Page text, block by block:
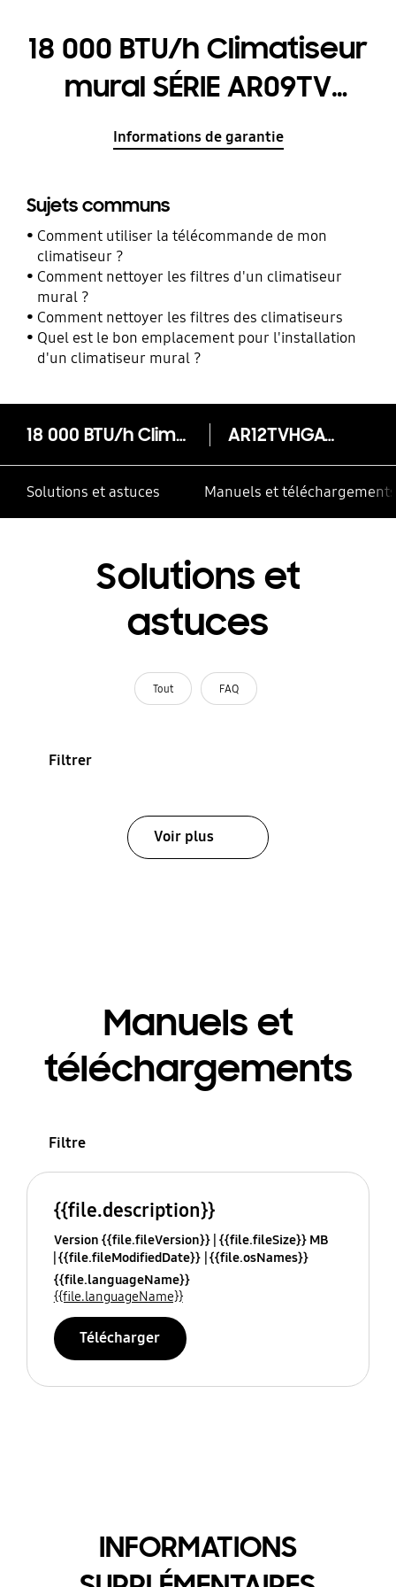
18 000 BTU/h Climatiseur
mural SÉRIE AR09TV
Onduleur New Max
Informations de garantie
Sujets communs
Comment utiliser la télécommande de mon
climatiseur ?
Comment nettoyer les filtres d'un climatiseur
mural ?
Comment nettoyer les filtres des climatiseurs
Quel est le bon emplacement pour l'installation
d'un climatiseur mural ?
18 000 BTU/h Climatiseur mural SÉRIE AR09TV Onduleur New Max AR12TVHGAWK/AF
Solutions et astuces Manuels et téléchargements
Solutions et
astuces
Tout FAQ
Filtrer
Voir plus
Manuels et
téléchargements
Filtre
{{file.description}}
Version {{file.fileVersion}} {{file.fileSize}} MB
{{file.fileModifiedDate}} {{file.osNames}}
{{file.languageName}}
{{file.languageName}}
Télécharger
INFORMATIONS